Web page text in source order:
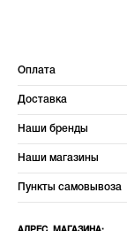
Оплата
Доставка
Наши бренды
Наши магазины
Пункты самовывоза